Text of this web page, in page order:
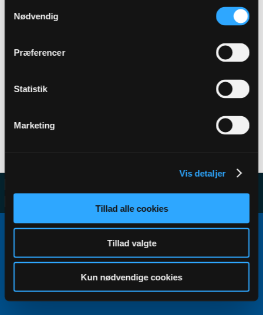
Nødvendig
Præferencer
Statistik
Marketing
Vis detaljer
Tillad alle cookies
Tillad valgte
Kun nødvendige cookies
1
0
Copyright ©2000 - 2026, Jelsoft Enterprises Ltd.
All times are GMT+1. This page was generated at 07:55.